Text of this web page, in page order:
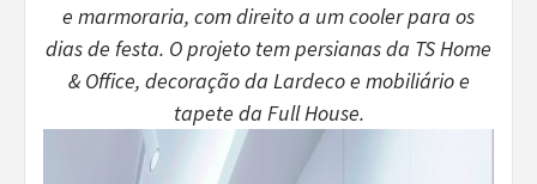
e marmoraria, com direito a um cooler para os
dias de festa. O projeto tem persianas da TS Home
& Office, decoração da Lardeco e mobiliário e
tapete da Full House.